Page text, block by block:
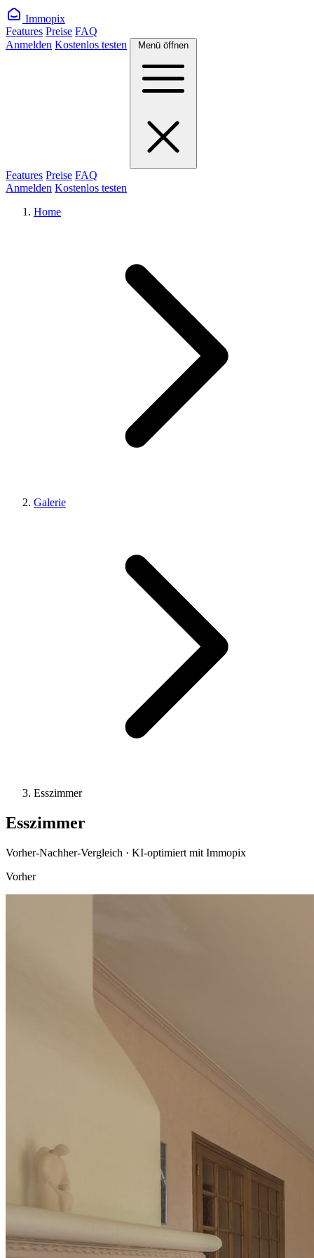
Immopix
Features Preise FAQ
Anmelden Kostenlos testen Menü öffnen
Features Preise FAQ
Anmelden Kostenlos testen
Home
Galerie
Esszimmer
Esszimmer
Vorher-Nachher-Vergleich · KI-optimiert mit Immopix
Vorher